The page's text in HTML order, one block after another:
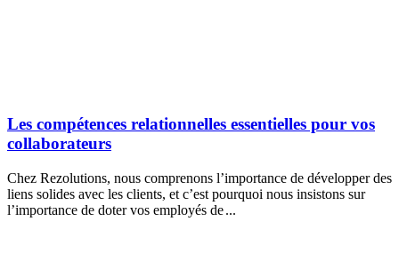
Les compétences relationnelles essentielles pour vos
collaborateurs
Chez Rezolutions, nous comprenons l’importance de développer des
liens solides avec les clients, et c’est pourquoi nous insistons sur
l’importance de doter vos employés de